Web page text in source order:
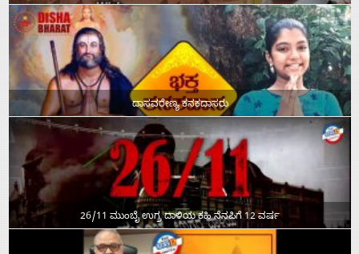
ದಾಸವರೇಣ್ಯ ಕನಕದಾಸರು
26/11 ಮುಂಬೈ ಉಗ್ರ ದಾಳಿಯ ಕಹಿ ನೆನಪಿಗೆ 12 ವರ್ಷ